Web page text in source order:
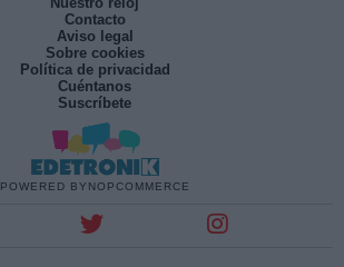
Contacto
Aviso legal
Sobre cookies
Política de privacidad
Cuéntanos
Suscríbete
POWERED BY NOPCOMMERCE